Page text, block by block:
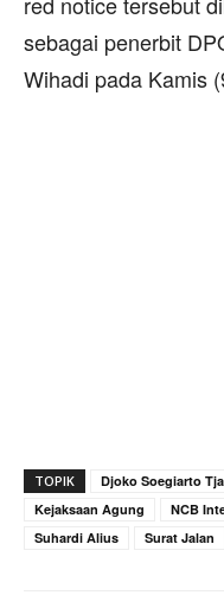
sebagai penerbit
Wihadi pada Kamis
TOPIK Djoko Soegiarto
Kejaksaan Agung
NCB
Suhardi Alius
Surat Jalan